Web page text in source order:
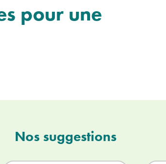
pour une
Nos suggestions